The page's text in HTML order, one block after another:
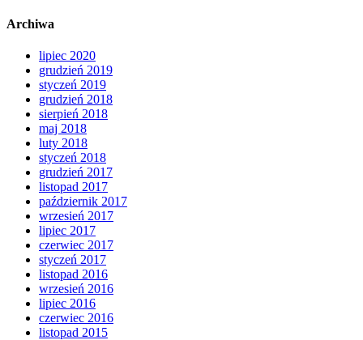
Archiwa
lipiec 2020
grudzień 2019
styczeń 2019
grudzień 2018
sierpień 2018
maj 2018
luty 2018
styczeń 2018
grudzień 2017
listopad 2017
październik 2017
wrzesień 2017
lipiec 2017
czerwiec 2017
styczeń 2017
listopad 2016
wrzesień 2016
lipiec 2016
czerwiec 2016
listopad 2015